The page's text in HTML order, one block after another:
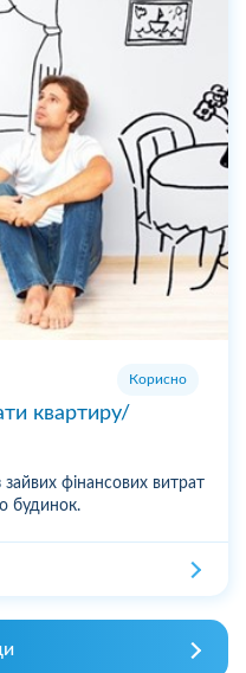
Корисно
квартиру/
фінансових витрат
будинок.